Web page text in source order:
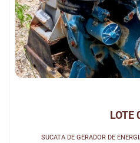
LOTE
SUCATA DE GERADOR DE